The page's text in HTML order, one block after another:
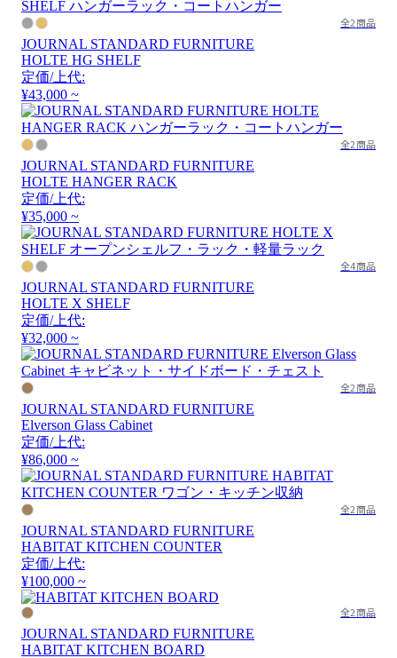
全2商品
JOURNAL STANDARD FURNITURE
HOLTE HG SHELF
定価/上代:
¥43,000 ~
全2商品
JOURNAL STANDARD FURNITURE
HOLTE HANGER RACK
定価/上代:
¥35,000 ~
全4商品
JOURNAL STANDARD FURNITURE
HOLTE X SHELF
定価/上代:
¥32,000 ~
全2商品
JOURNAL STANDARD FURNITURE
Elverson Glass Cabinet
定価/上代:
¥86,000 ~
全2商品
JOURNAL STANDARD FURNITURE
HABITAT KITCHEN COUNTER
定価/上代:
¥100,000 ~
全2商品
JOURNAL STANDARD FURNITURE
HABITAT KITCHEN BOARD